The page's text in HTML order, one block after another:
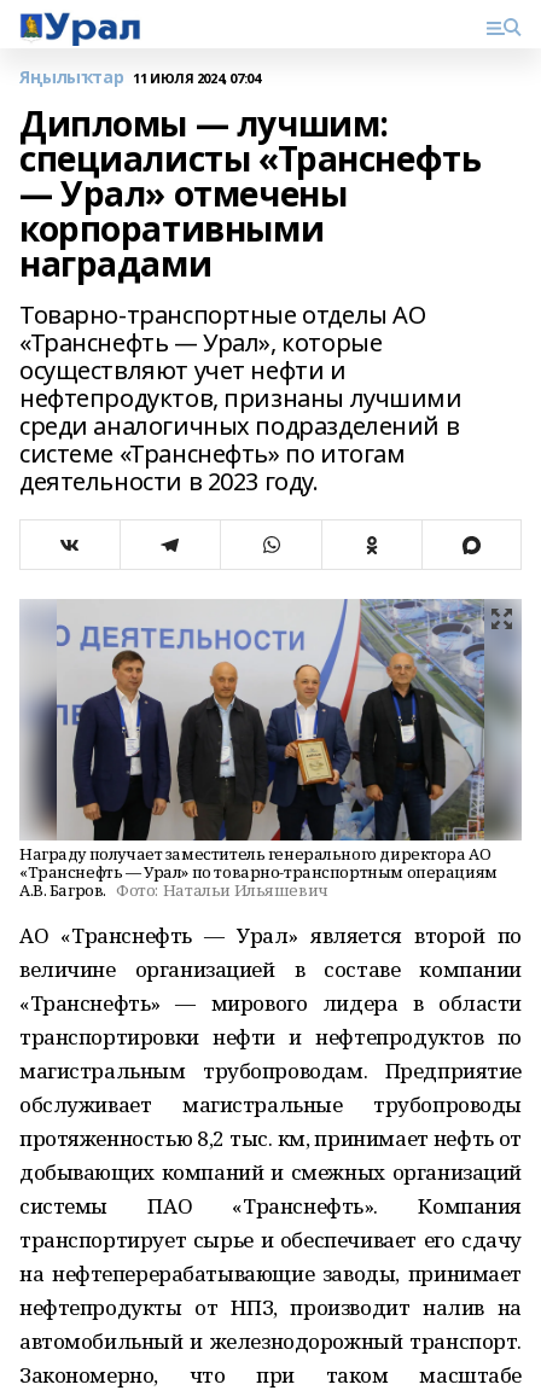
Яңылыҡтар 11 ИЮЛЯ 2024, 07:04
Дипломы — лучшим:
специалисты «Транснефть
— Урал» отмечены
корпоративными
наградами
Товарно-транспортные отделы АО
«Транснефть — Урал», которые
осуществляют учет нефти и
нефтепродуктов, признаны лучшими
среди аналогичных подразделений в
системе «Транснефть» по итогам
деятельности в 2023 году.
Награду получает заместитель генерального директора АО
«Транснефть — Урал» по товарно-транспортным операциям
А.В. Багров. Фото: Натальи Ильяшевич
АО «Транснефть — Урал» является второй по
величине организацией в составе компании
«Транснефть» — мирового лидера в области
транспортировки нефти и нефтепродуктов по
магистральным трубопроводам. Предприятие
обслуживает магистральные трубопроводы
протяженностью 8,2 тыс. км, принимает нефть от
добывающих компаний и смежных организаций
системы ПАО «Транснефть». Компания
транспортирует сырье и обеспечивает его сдачу
на нефтеперерабатывающие заводы, принимает
нефтепродукты от НПЗ, производит налив на
автомобильный и железнодорожный транспорт.
Закономерно, что при таком масштабе